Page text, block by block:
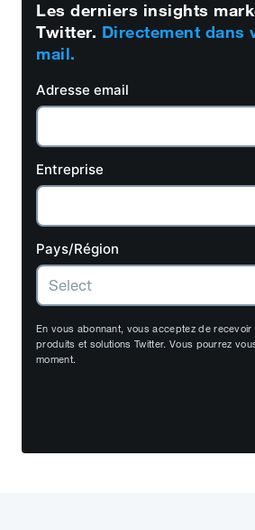
Les derniers insights
Twitter. Directement dans
mail.
Adresse email
Entreprise
Pays/Région
En vous abonnant, vous acceptez de
produits et solutions Twitter. Vous pourrez
moment.